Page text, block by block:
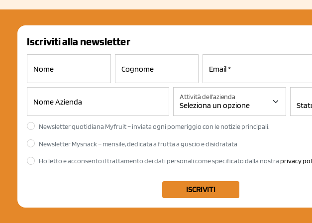
Iscriviti alla newsletter
Attività dell'azienda
Newsletter quotidiana Myfruit – inviata ogni pomeriggio con le notizie principali.
Newsletter Mysnack – mensile, dedicata a frutta a guscio e disidratata
Ho letto e acconsento il trattamento dei dati personali come specificato dalla nostra privacy
ISCRIVITI